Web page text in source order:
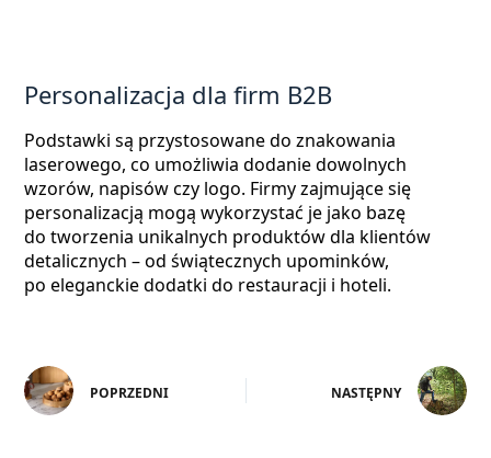
Personalizacja dla firm B2B
Podstawki są przystosowane do znakowania
laserowego, co umożliwia dodanie dowolnych
wzorów, napisów czy logo. Firmy zajmujące się
personalizacją mogą wykorzystać je jako bazę
do tworzenia unikalnych produktów dla klientów
detalicznych – od świątecznych upominków,
po eleganckie dodatki do restauracji i hoteli.
POPRZEDNI NASTĘPNY